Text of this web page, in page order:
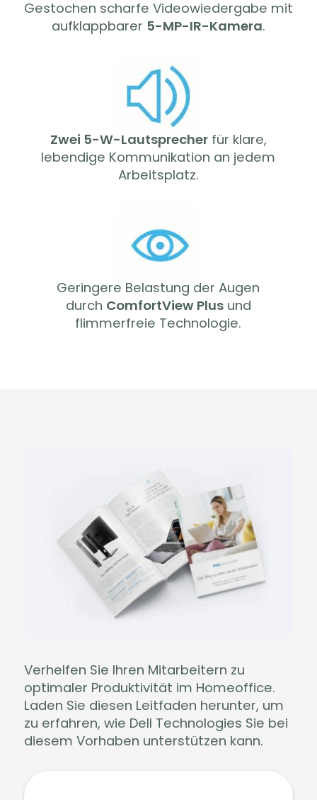
Gestochen scharfe Videowiedergabe mit
aufklappbarer 5-MP-IR-Kamera.
Zwei 5-W-Lautsprecherfür klare,
lebendige Kommunikation an jedem
Arbeitsplatz.
Geringere Belastung der Augen
durch ComfortView Plusund
flimmerfreie Technologie.
Verhelfen Sie Ihren Mitarbeitern zu
optimaler Produktivität im Homeoffice.
Laden Sie diesen Leitfaden herunter, um
zu erfahren, wie Dell Technologies Sie bei
diesem Vorhaben unterstützen kann.